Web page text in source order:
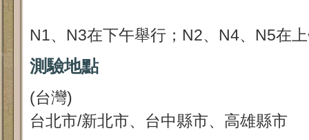
N1、N3在下午舉行；N2、N4、N5在
測驗地點
(台灣)
台北市/新北市、台中縣市、高雄縣市